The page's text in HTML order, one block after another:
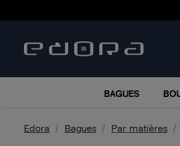
BRACELETS COLLIERS
BAGUES
Edora Bagues Par matières